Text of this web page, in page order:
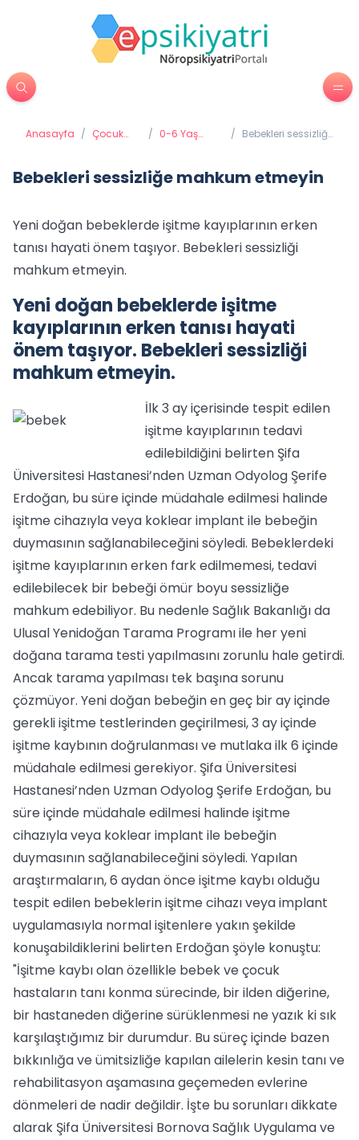
Anasayfa / Çocuk
/ 0-6 Yaş
/ Bebekleri sessizliğe
Bebekleri sessizliğe mahkum etmeyin
Yeni doğan bebeklerde işitme kayıplarının erken
tanısı hayati önem taşıyor. Bebekleri sessizliği
mahkum etmeyin.
Yeni doğan bebeklerde işitme
kayıplarının erken tanısı hayati
önem taşıyor. Bebekleri sessizliği
mahkum etmeyin.
İlk 3 ay içerisinde tespit edilen
işitme kayıplarının tedavi
edilebildiğini belirten Şifa
Üniversitesi Hastanesi’nden Uzman Odyolog Şerife
Erdoğan, bu süre içinde müdahale edilmesi halinde
işitme cihazıyla veya koklear implant ile bebeğin
duymasının sağlanabileceğini söyledi. Bebeklerdeki
işitme kayıplarının erken fark edilmemesi, tedavi
edilebilecek bir bebeği ömür boyu sessizliğe
mahkum edebiliyor. Bu nedenle Sağlık Bakanlığı da
Ulusal Yenidoğan Tarama Programı ile her yeni
doğana tarama testi yapılmasını zorunlu hale getirdi.
Ancak tarama yapılması tek başına sorunu
çözmüyor. Yeni doğan bebeğin en geç bir ay içinde
gerekli işitme testlerinden geçirilmesi, 3 ay içinde
işitme kaybının doğrulanması ve mutlaka ilk 6 içinde
müdahale edilmesi gerekiyor. Şifa Üniversitesi
Hastanesi’nden Uzman Odyolog Şerife Erdoğan, bu
süre içinde müdahale edilmesi halinde işitme
cihazıyla veya koklear implant ile bebeğin
duymasının sağlanabileceğini söyledi. Yapılan
araştırmaların, 6 aydan önce işitme kaybı olduğu
tespit edilen bebeklerin işitme cihazı veya implant
uygulamasıyla normal işitenlere yakın şekilde
konuşabildiklerini belirten Erdoğan şöyle konuştu:
"İşitme kaybı olan özellikle bebek ve çocuk
hastaların tanı konma sürecinde, bir ilden diğerine,
bir hastaneden diğerine sürüklenmesi ne yazık ki sık
karşılaştığımız bir durumdur. Bu süreç içinde bazen
bıkkınlığa ve ümitsizliğe kapılan ailelerin kesin tanı ve
rehabilitasyon aşamasına geçemeden evlerine
dönmeleri de nadir değildir. İşte bu sorunları dikkate
alarak Şifa Üniversitesi Bornova Sağlık Uygulama ve